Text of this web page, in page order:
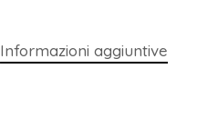
Informazioni aggiuntive